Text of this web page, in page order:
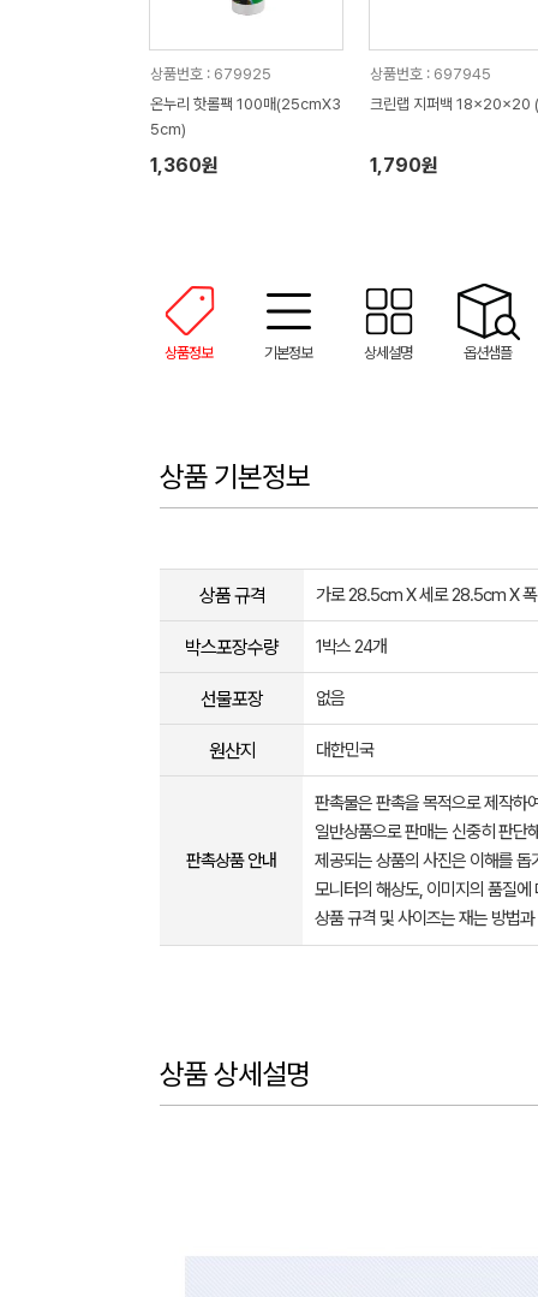
상품번호 : 679925
온누리 핫롤팩 100매(25cmX3
5cm)
1,360원
상품번호 : 697945
크린랩 지퍼백 18x20x20
1,790원
상품정보 기본정보 상세설명 옵션샘플
상품 기본정보
상품 규격 가로 28.5cm X 세로 28.5cm X
박스포장수량 1박스 24개
선물포장 없음
원산지 대한민국
판촉상품 안내
판촉물은 판촉을 목적으로 제작하
일반상품으로 판매는 신중히 판단
제공되는 상품의 사진은 이해를
모니터의 해상도, 이미지의 품질
상품 규격 및 사이즈는 재는 방법
상품 상세설명